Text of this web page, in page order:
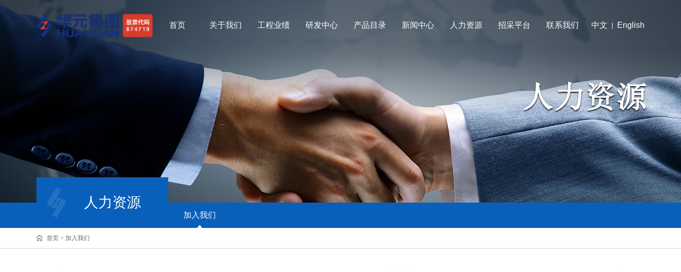
中文 English
首页 关于我们 工程业绩 研发中心 产品目录 新闻中心 人力资源 招采平台 联系我们
人力资源
加入我们
首页 > 加入我们